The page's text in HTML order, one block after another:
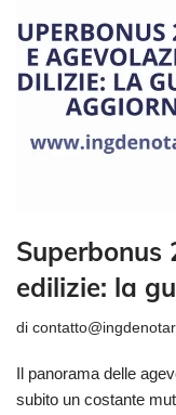
Superbonus
edilizie: la
di
Il panorama delle
subito un costante